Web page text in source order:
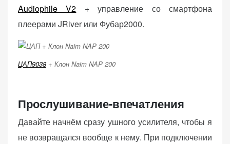
Audiophile V2 + управление со смартфона
плеерами JRiver или Фубар2000.
ЦАП9038+ Клон Naim NAP 200
Прослушивание-впечатления
Давайте начнём сразу ушного усилителя, чтобы я
не возвращался вообще к нему. При подключении